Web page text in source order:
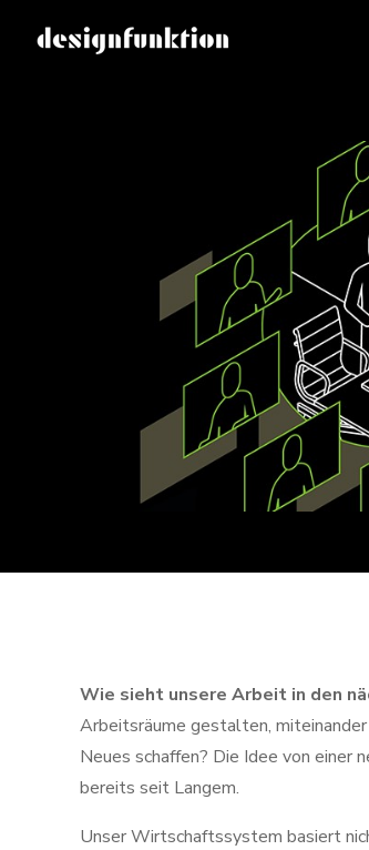
Wie sieht unsere Arbeit in den
Arbeitsräume gestalten,
Neues schaffen? Die Idee von
bereits seit Langem.
Unser Wirtschaftssystem basiert